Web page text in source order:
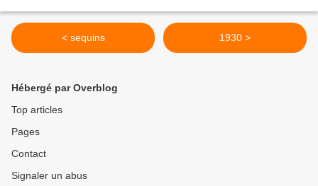
< sequins 1930 >
Hébergé par Overblog
Top articles
Pages
Contact
Signaler un abus